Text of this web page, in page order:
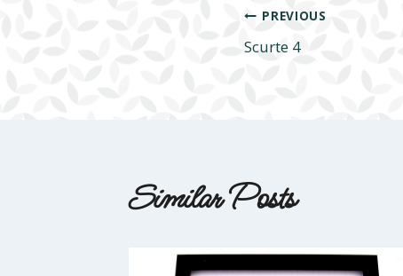
Navigare
PREVIOUS
Scurte 4
Similar Posts